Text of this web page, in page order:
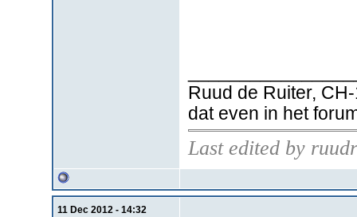
Ruud de Ruiter,
dat even in het
Last edited by
11 Dec 2012 - 14:32